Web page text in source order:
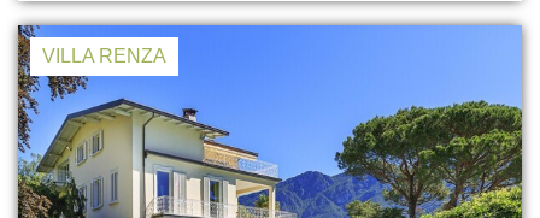
VILLA RENZA